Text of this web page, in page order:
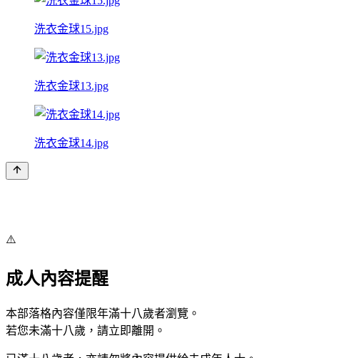
洗衣金球15.jpg
洗衣金球13.jpg
洗衣金球14.jpg
⚠️
成人內容提醒
本部落格內容僅限年滿十八歲者瀏覽。
若您未滿十八歲，請立即離開。